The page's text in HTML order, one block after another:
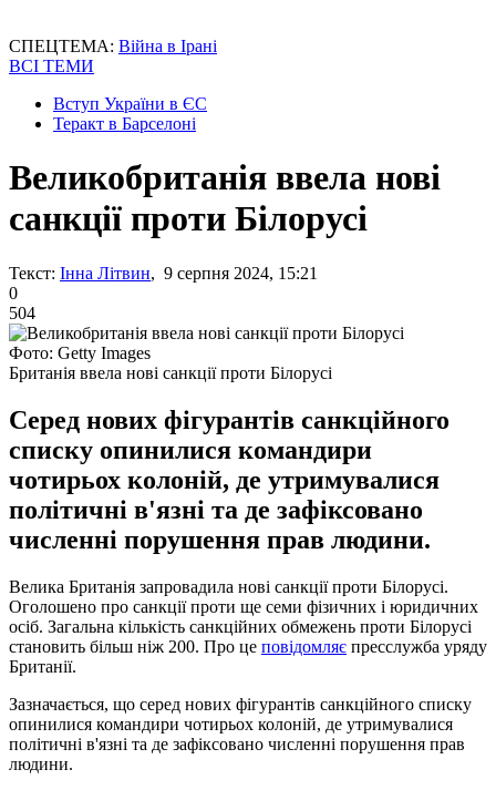
СПЕЦТЕМА: Війна в Ірані
ВСІ ТЕМИ
Вступ України в ЄС
Теракт в Барселоні
Великобританія ввела нові
санкції проти Білорусі
Текст: Інна Літвин, 9 серпня 2024, 15:21
0
504
Фото: Getty Images
Британія ввела нові санкції проти Білорусі
Серед нових фігурантів санкційного
списку опинилися командири
чотирьох колоній, де утримувалися
політичні в'язні та де зафіксовано
численні порушення прав людини.
Велика Британія запровадила нові санкції проти Білорусі.
Оголошено про санкції проти ще семи фізичних і юридичних
осіб. Загальна кількість санкційних обмежень проти Білорусі
становить більш ніж 200. Про це повідомляє пресслужба уряду
Британії.
Зазначається, що серед нових фігурантів санкційного списку
опинилися командири чотирьох колоній, де утримувалися
політичні в'язні та де зафіксовано численні порушення прав
людини.